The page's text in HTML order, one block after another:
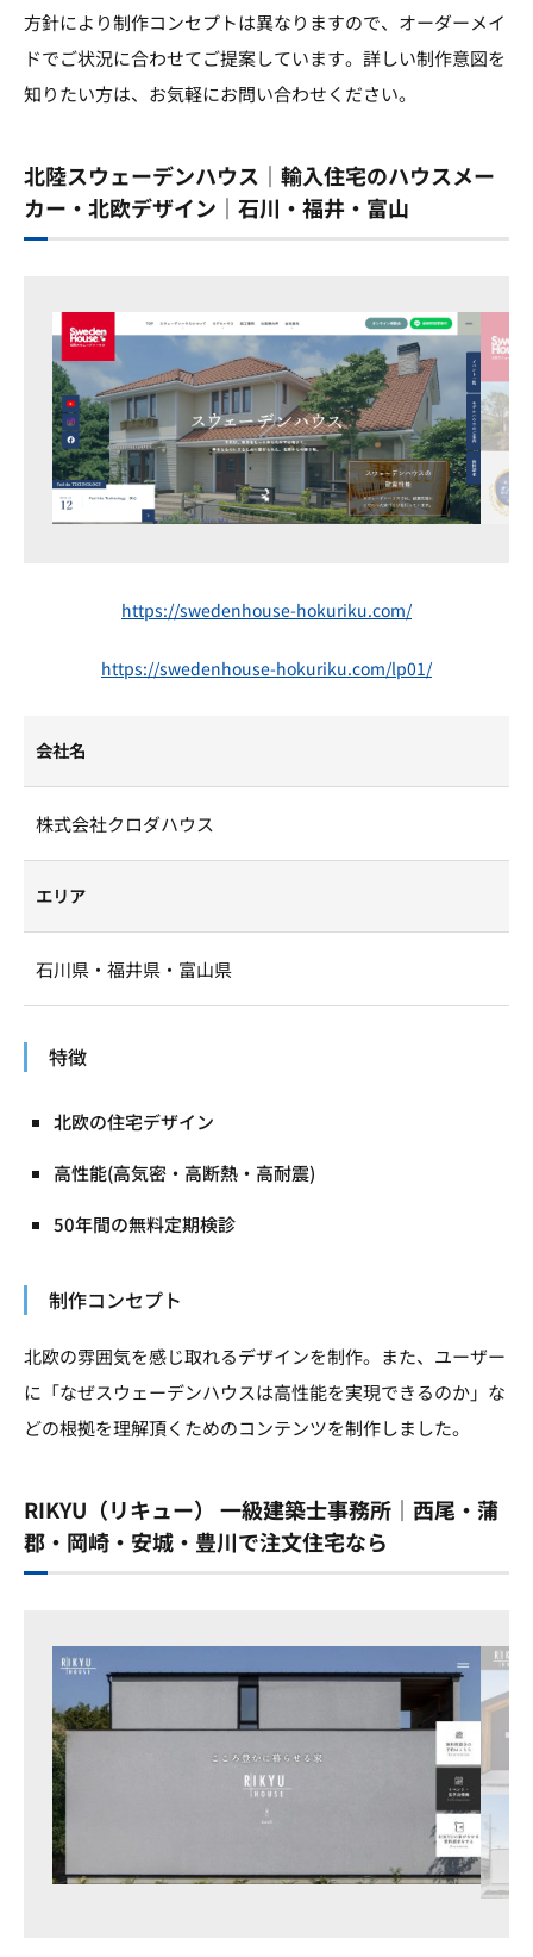
方針により制作コンセプトは異なりますので、オーダーメイ
ドでご状況に合わせてご提案しています。詳しい制作意図を
知りたい方は、お気軽にお問い合わせください。
北陸スウェーデンハウス｜輸入住宅のハウスメー
カー・北欧デザイン｜石川・福井・富山
https://swedenhouse-hokuriku.com/
https://swedenhouse-hokuriku.com/lp01/
会社名
株式会社クロダハウス
エリア
石川県・福井県・富山県
特徴
北欧の住宅デザイン
高性能(高気密・高断熱・高耐震)
50年間の無料定期検診
制作コンセプト
北欧の雰囲気を感じ取れるデザインを制作。また、ユーザー
に「なぜスウェーデンハウスは高性能を実現できるのか」な
どの根拠を理解頂くためのコンテンツを制作しました。
RIKYU（リキュー） 一級建築士事務所｜西尾・蒲
郡・岡崎・安城・豊川で注文住宅なら